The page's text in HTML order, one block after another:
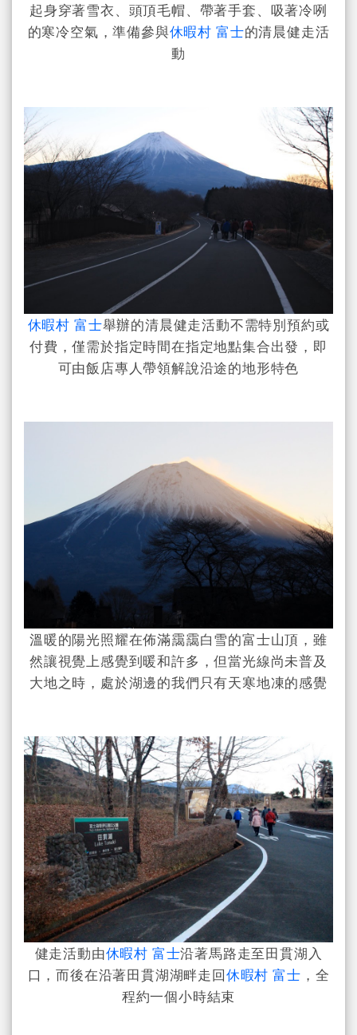
起身穿著雪衣、頭頂毛帽、帶著手套、吸著冷咧
的寒冷空氣，準備參與休暇村 富士的清晨健走活
動
休暇村 富士舉辦的清晨健走活動不需特別預約或
付費，僅需於指定時間在指定地點集合出發，即
可由飯店專人帶領解說沿途的地形特色
溫暖的陽光照耀在佈滿靄靄白雪的富士山頂，雖
然讓視覺上感覺到暖和許多，但當光線尚未普及
大地之時，處於湖邊的我們只有天寒地凍的感覺
健走活動由休暇村 富士沿著馬路走至田貫湖入
口，而後在沿著田貫湖湖畔走回休暇村 富士 ，全
程約一個小時結束